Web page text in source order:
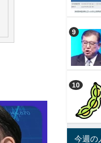
今週の